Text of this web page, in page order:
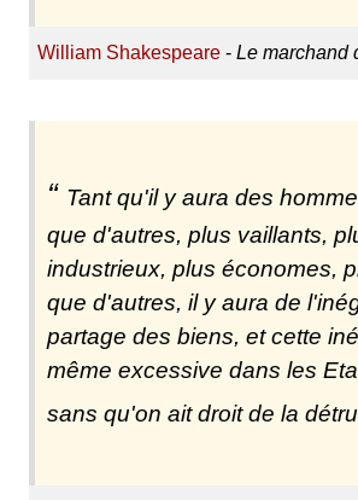
William Shakespeare- Le marchand
Tant qu'il y aura des
que d'autres, plus vaillants,
industrieux, plus économes,
que d'autres, il y aura de
partage des biens, et cette
même excessive dans les
sans qu'on ait droit de la